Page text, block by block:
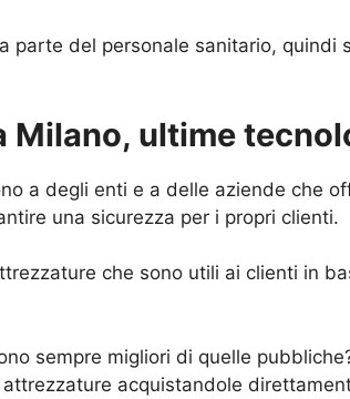
parte del personale sanitario, quindi
ultime
a degli enti e a delle aziende che
una sicurezza per i propri clienti.
che sono utili ai clienti in
sempre migliori di quelle
acquistandole